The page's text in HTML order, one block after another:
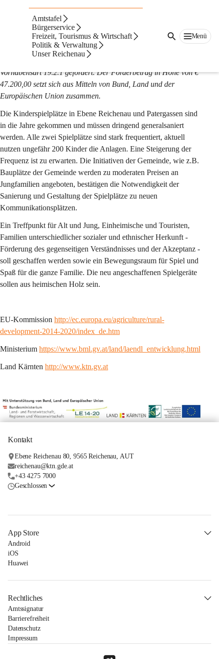
Amtstafel
Bürgerservice
Freizeit, Tourismus & Wirtschaft
Politik & Verwaltung
Unser Reichenau
Menü
Leaderprojekt
Nockalan
Die Umsetzung des Projektes „Nockalan“ wird im Rahmen des
Österreichischen Programms für ländliche Entwicklung –
Vorhabensart 19.2.1 gefördert. Der Förderbetrag in Höhe von €
47.200,00 setzt sich aus Mitteln von Bund, Land und der
Europäischen Union zusammen.
Die Kinderspielplätze in Ebene Reichenau und Patergassen sind
in die Jahre gekommen und müssen dringend generalsaniert
werden. Alle zwei Spielplätze sind stark frequentiert, aktuell
nutzen ungefähr 200 Kinder die Anlagen. Eine Steigerung der
Frequenz ist zu erwarten. Die Initiativen der Gemeinde, wie z.B.
Bauplätze der Gemeinde werden zu moderaten Preisen an
Jungfamilien angeboten, bestätigen die Notwendigkeit der
Sanierung und Gestaltung der Spielplätze zu neuen
Kommunikationsplätzen.
Ein Treffpunkt für Alt und Jung, Einheimische und Touristen,
Familien unterschiedlicher sozialer und ethnischer Herkunft -
Förderung des gegenseitigen Verständnisses und der Akzeptanz -
soll geschaffen werden sowie ein Bewegungsraum für Spiel und
Spaß für die ganze Familie. Die neu angeschaffenen Spielgeräte
sollen aus heimischen Holz sein.
EU-Kommission http://ec.europa.eu/agriculture/rural-
development-2014-2020/index_de.htm
Ministerium https://www.bml.gv.at/land/laendl_entwicklung.html
Land Kärnten http://www.ktn.gv.at
Kontakt
Ebene Reichenau 80, 9565 Reichenau, AUT
reichenau@ktn.gde.at
+43 4275 7000
Geschlossen
App Store
Android
iOS
Huawei
Rechtliches
Amtssignatur
Barrierefreiheit
Datenschutz
Impressum